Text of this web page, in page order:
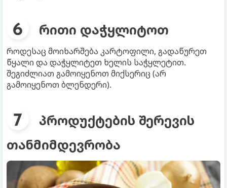
რითი დაჭყლიტოთ
როდესაც მოიხარშება კარტოფილი, გადაწურეთ
წყალი და დაჭყლიტეთ ხელის საჭყლეტით.
შეგიძლიათ გამოიყენოთ მიქსერიც (არ
გამოიყენოთ ბლენდერი).
პროდუქტების შერევის
თანმიმდევრობა